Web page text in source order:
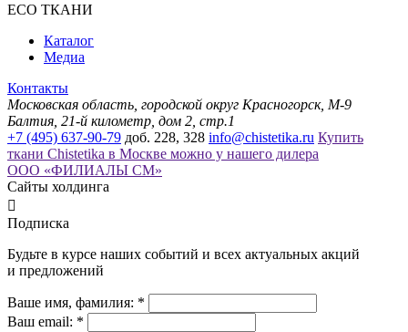
ECO ТКАНИ
Каталог
Медиа
Контакты
Московская область, городской округ Красногорск, М-9
Балтия, 21-й километр, дом 2, стр.1
+7 (495) 637-90-79 доб. 228, 328 info@chistetika.ru Купить
ткани Chistetika в Москве можно у нашего дилера
ООО «ФИЛИАЛЫ СМ»
Сайты холдинга

Подписка
Будьте в курсе наших событий и всех актуальных акций
и предложений
Ваше имя, фамилия: *
Ваш email: *